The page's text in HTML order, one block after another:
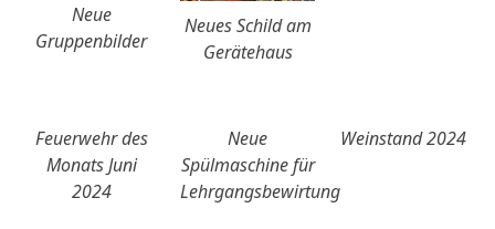
Neue
Gruppenbilder
Neues Schild am
Gerätehaus
Feuerwehr des
Monats Juni
2024
Neue
Spülmaschine für
Lehrgangsbewirtung
Weinstand 2024